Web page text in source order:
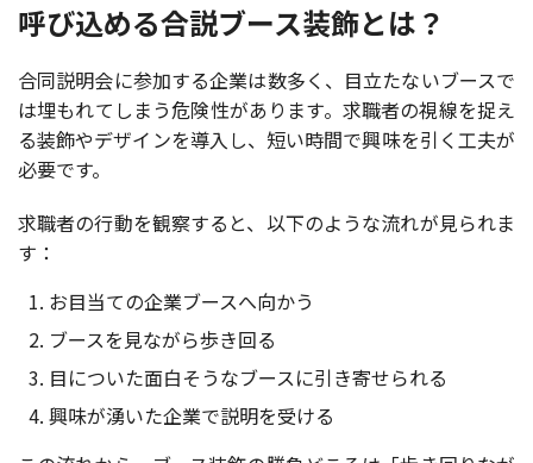
呼び込める合説ブース装飾とは？
合同説明会に参加する企業は数多く、目立たないブースで
は埋もれてしまう危険性があります。求職者の視線を捉え
る装飾やデザインを導入し、短い時間で興味を引く工夫が
必要です。
求職者の行動を観察すると、以下のような流れが見られま
す：
お目当ての企業ブースへ向かう
ブースを見ながら歩き回る
目についた面白そうなブースに引き寄せられる
興味が湧いた企業で説明を受ける